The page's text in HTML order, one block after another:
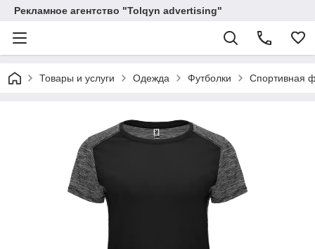
Рекламное агентство "Tolqyn advertising"
Товары и услуги Одежда Футболки Спортивная